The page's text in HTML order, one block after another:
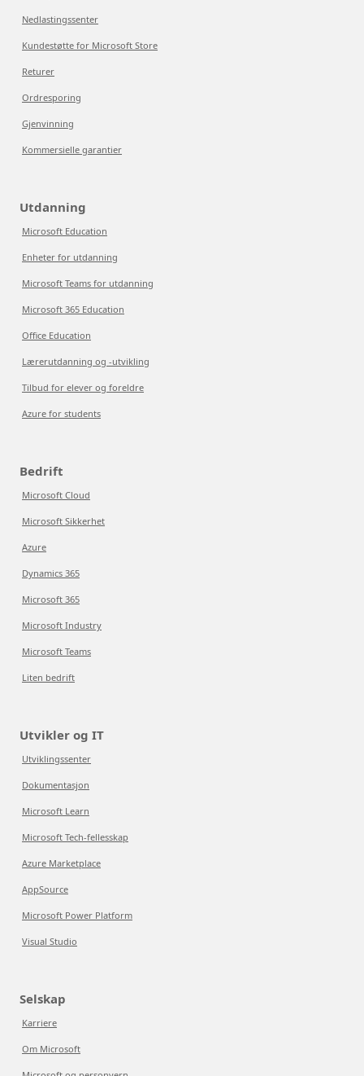
Nedlastingssenter
Kundestøtte for Microsoft Store
Returer
Ordresporing
Gjenvinning
Kommersielle garantier
Utdanning
Microsoft Education
Enheter for utdanning
Microsoft Teams for utdanning
Microsoft 365 Education
Office Education
Lærerutdanning og -utvikling
Tilbud for elever og foreldre
Azure for students
Bedrift
Microsoft Cloud
Microsoft Sikkerhet
Azure
Dynamics 365
Microsoft 365
Microsoft Industry
Microsoft Teams
Liten bedrift
Utvikler og IT
Utviklingssenter
Dokumentasjon
Microsoft Learn
Microsoft Tech-fellesskap
Azure Marketplace
AppSource
Microsoft Power Platform
Visual Studio
Selskap
Karriere
Om Microsoft